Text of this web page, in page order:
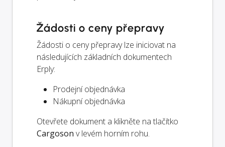
Žádosti o ceny přepravy
Žádosti o ceny přepravy lze iniciovat na
následujících základních dokumentech
Erply:
Prodejní objednávka
Nákupní objednávka
Otevřete dokument a klikněte na tlačítko
Cargoson v levém horním rohu.